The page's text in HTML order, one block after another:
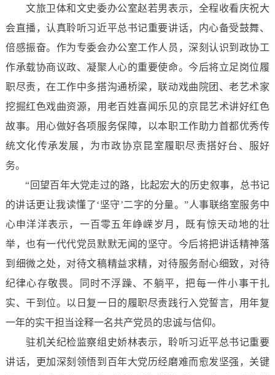
文旅卫体和文史委办公室赵若男表示，全程收看庆祝大
会直播，认真聆听习近平总书记重要讲话，内心备受鼓舞、
倍感振奋。作为专委会办公室工作人员，深刻认识到政协工
作承载协商议政、凝聚人心的重要使命。今后将立足岗位履
职尽责，在工作中多搭沟通桥梁，联动戏曲院团、老艺术家
挖掘红色戏曲资源，用老百姓喜闻乐见的京昆艺术讲好红色
故事。用心做好各项服务保障，以本职工作助力首都优秀传
统文化传承发展，为市政协京昆室履职尽责搭好台、服好
务。
“回望百年大党走过的路，比起宏大的历史叙事，总书记
的讲话更让我读懂了‘坚守’二字的分量。”人事联络室服务中
心申洋洋表示，一百零五年峥嵘岁月，既有惊天动地的壮
举，也有一代代党员默默无闻的坚守。今后将把讲话精神落
到细微之处，对待文稿精益求精，对待服务耐心细致，对待
纪律心存敬畏。同时不浮躁、不躺平，把每一件小事干扎
实、干到位。以日复一日的履职尽责践行入党誓言，用年复
一年的实干担当诠释一名共产党员的忠诚与信仰。
驻机关纪检监察组史娇林表示，聆听习近平总书记重要
讲话，更加深刻领悟到百年大党历经磨难而愈发坚强，关键